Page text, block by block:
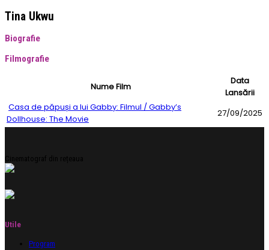
Tina Ukwu
Biografie
Filmografie
Nume Film
Data
Lansării
Casa de păpuși a lui Gabby: Filmul / Gabby’s
Dollhouse: The Movie
27/09/2025
Cinematograf din rețeaua
Utile
Program